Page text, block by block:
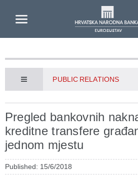
PUBLIC RELATIONS
Pregled bankovnih
kreditne transfere
jednom mjestu
Published: 15/6/2018